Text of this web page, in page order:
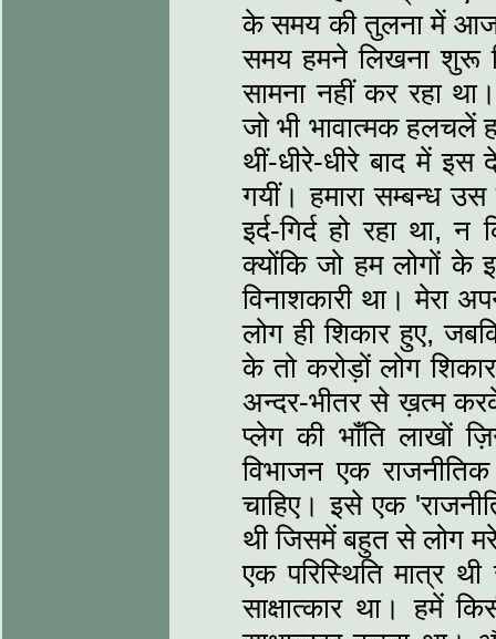
के समय की तुलना में आज
समय हमने लिखना शुरू
सामना नहीं कर रहा
जो भी भावात्मक हलचलें
थीं-धीरे-धीरे बाद में इस
गयीं। हमारा सम्बन्ध
इर्द-गिर्द हो रहा था,
क्योंकि जो हम लोगों के
विनाशकारी था। मेरा
लोग ही शिकार हुए,
के तो करोड़ों लोग
अन्दर-भीतर से ख़त्म करके
प्लेग की भाँति लाखों
विभाजन एक
चाहिए। इसे एक
थी जिसमें बहुत से लोग
एक परिस्थिति मात्र
साक्षात्कार था। हमें